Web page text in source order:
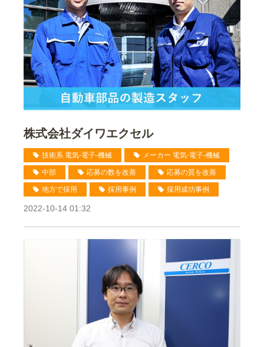
株式会社ダイワエクセル
技術系 電気-電子-機械 メーカー 電気-電子-機械
中部 応募の数を改善 応募の質を改善
地方で採用 採用事例 採用成功事例
2022-10-14 01:32